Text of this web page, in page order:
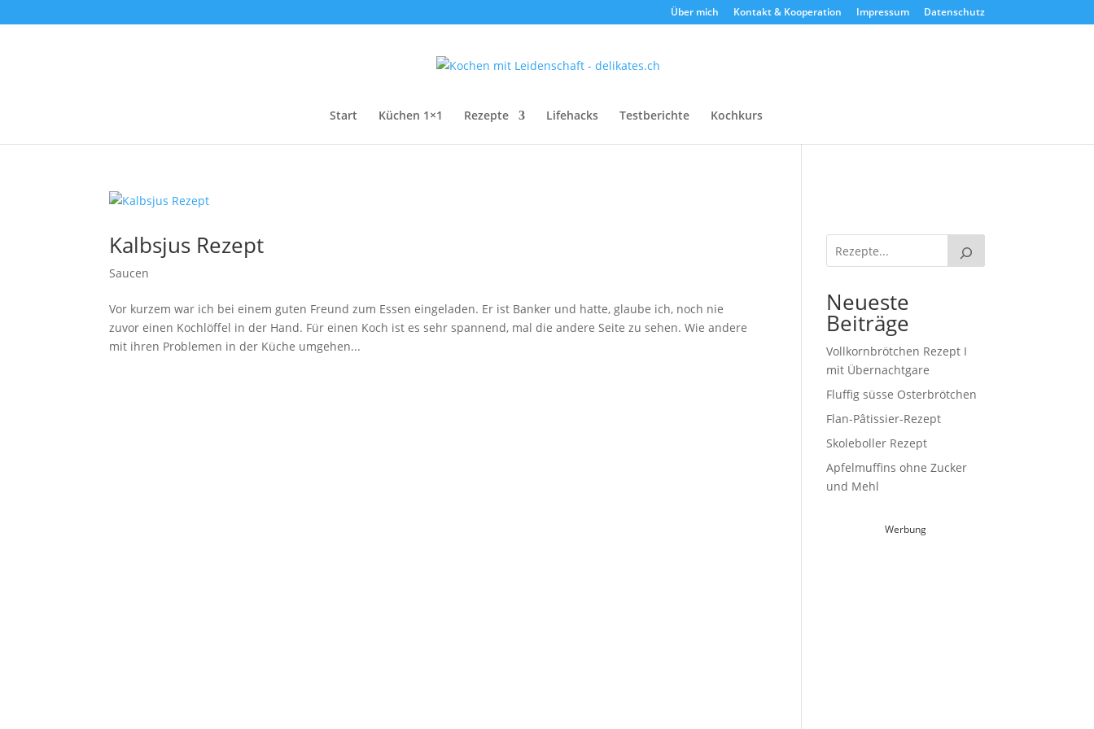
Über mich Kontakt & Kooperation Impressum Datenschutz
Start Küchen 1×1 Rezepte Lifehacks Testberichte Kochkurs
Kalbsjus Rezept
Saucen
Vor kurzem war ich bei einem guten Freund zum Essen eingeladen. Er ist Banker und hatte, glaube ich, noch nie
zuvor einen Kochlöffel in der Hand. Für einen Koch ist es sehr spannend, mal die andere Seite zu sehen. Wie andere
mit ihren Problemen in der Küche umgehen...
Neueste
Beiträge
Vollkornbrötchen Rezept I
mit Übernachtgare
Fluffig süsse Osterbrötchen
Flan-Pâtissier-Rezept
Skoleboller Rezept
Apfelmuffins ohne Zucker
und Mehl
Werbung